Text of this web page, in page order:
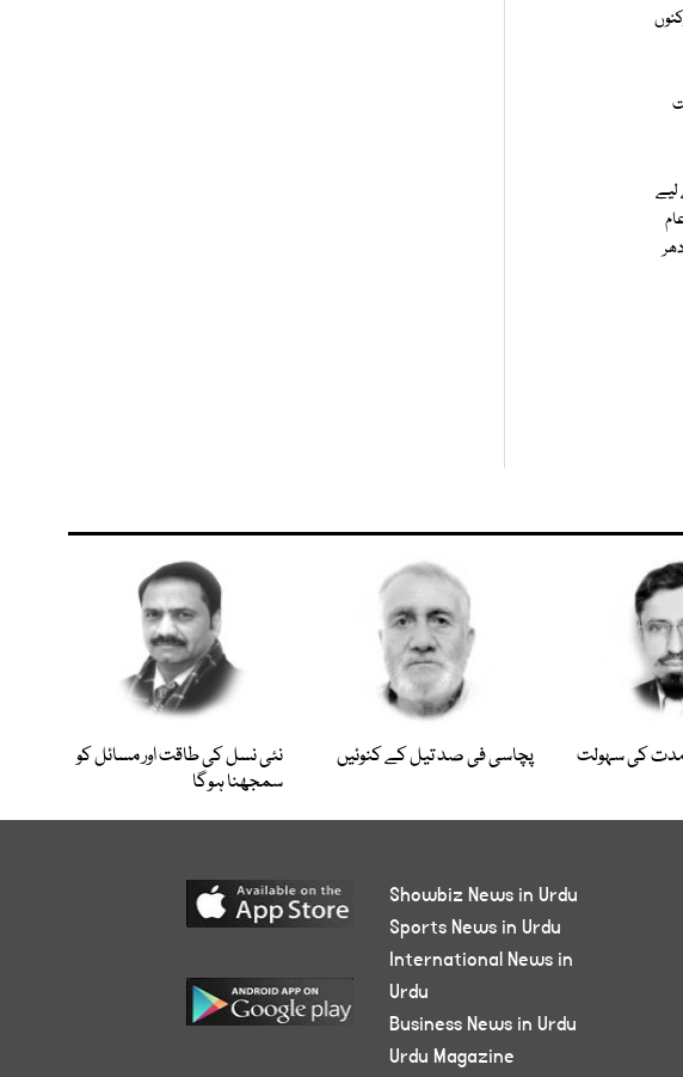
لیے
کی سہولت پچاسی فی صد تیل کے کنوئیں
نئی نسل کی طاقت اور مسائل کو
سمجھنا ہوگا
Showbiz News in Urdu
Sports News in Urdu
International News in
Urdu
Business News in Urdu
Urdu Magazine